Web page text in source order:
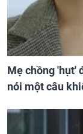
Mẹ chồng 'hụt'
nói một câu